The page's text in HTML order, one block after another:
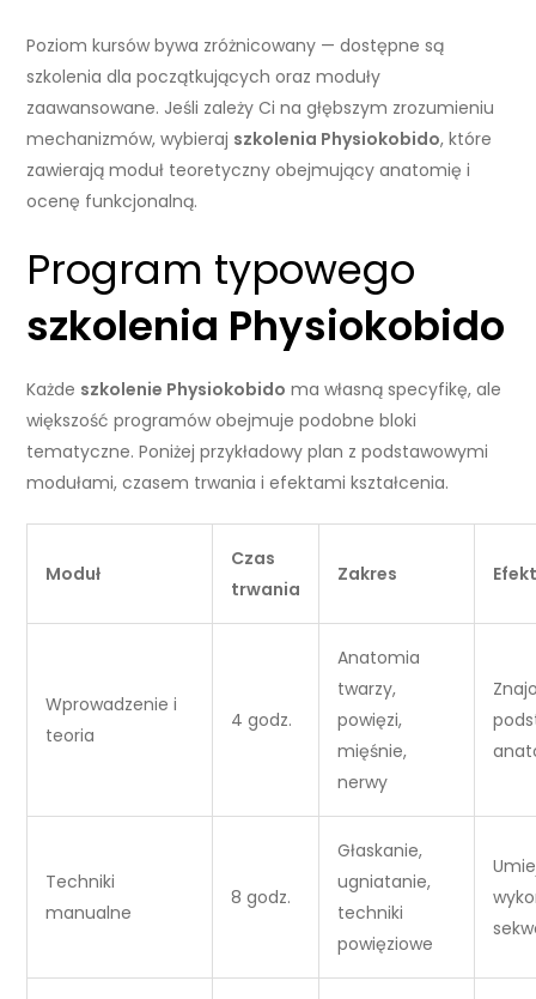
Poziom kursów bywa zróżnicowany — dostępne są
szkolenia dla początkujących oraz moduły
zaawansowane. Jeśli zależy Ci na głębszym zrozumieniu
mechanizmów, wybieraj szkolenia Physiokobido, które
zawierają moduł teoretyczny obejmujący anatomię i
ocenę funkcjonalną.
Program typowego
szkolenia Physiokobido
Każde szkolenie Physiokobido ma własną specyfikę, ale
większość programów obejmuje podobne bloki
tematyczne. Poniżej przykładowy plan z podstawowymi
modułami, czasem trwania i efektami kształcenia.
Moduł
Czas
trwania
Zakres
Wprowadzenie i
teoria
4 godz.
Anatomia
twarzy,
powięzi,
mięśnie,
nerwy
Techniki
manualne
8 godz.
Głaskanie,
ugniatanie,
techniki
powięziowe